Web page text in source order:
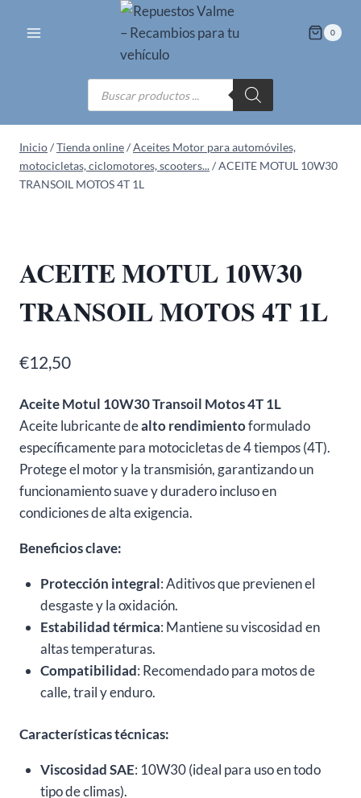
0
Búsqueda
de
productos
Inicio/Tienda online/Aceites Motor para automóviles,
motocicletas, ciclomotores, scooters.../ACEITE MOTUL 10W30
TRANSOIL MOTOS 4T 1L
ACEITE MOTUL 10W30
TRANSOIL MOTOS 4T 1L
€12,50
Aceite Motul 10W30 Transoil Motos 4T 1L
Aceite lubricante dealto rendimientoformulado
específicamente para motocicletas de 4 tiempos (4T).
Protege el motor y la transmisión, garantizando un
funcionamiento suave y duradero incluso en
condiciones de alta exigencia.
Beneficios clave:
Protección integral: Aditivos que previenen el
desgaste y la oxidación.
Estabilidad térmica: Mantiene su viscosidad en
altas temperaturas.
Compatibilidad: Recomendado para motos de
calle, trail y enduro.
Características técnicas:
Viscosidad SAE: 10W30 (ideal para uso en todo
tipo de climas).